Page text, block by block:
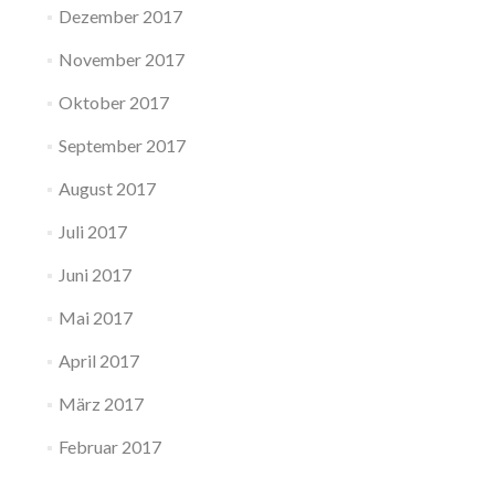
Dezember 2017
November 2017
Oktober 2017
September 2017
August 2017
Juli 2017
Juni 2017
Mai 2017
April 2017
März 2017
Februar 2017